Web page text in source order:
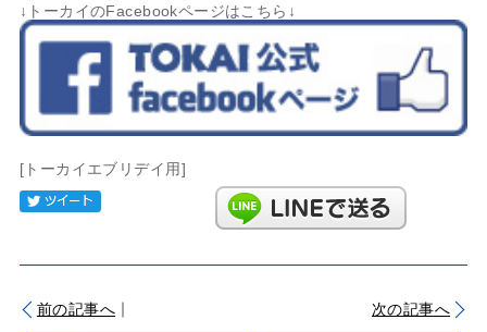
↓トーカイのFacebookページはこちら↓
[トーカイエブリデイ用]
Tweet
前の記事へ ｜ 次の記事へ